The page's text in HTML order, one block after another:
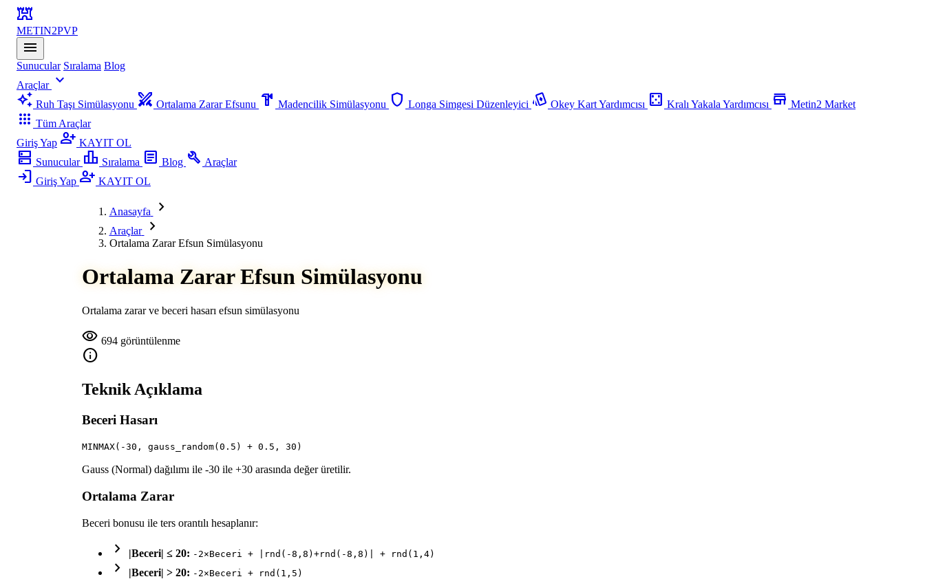
fort
METIN2PVP
menu
Sunucular Sıralama Blog
Araçlar expand_more
auto_awesome Ruh Taşı Simülasyonu swords Ortalama Zarar Efsunu hardware Madencilik Simülasyonu shield Longa Simgesi Düzenleyici playing_cards Okey Kart Yardımcısı casino Kralı Yakala Yardımcısı store Metin2 Market
apps Tüm Araçlar
Giriş Yap person_add KAYIT OL
dns Sunucular leaderboard Sıralama article Blog build Araçlar
login Giriş Yap person_add KAYIT OL
Anasayfa chevron_right
Araçlar chevron_right
Ortalama Zarar Efsun Simülasyonu
Ortalama Zarar Efsun Simülasyonu
Ortalama zarar ve beceri hasarı efsun simülasyonu
visibility 694 görüntülenme
info
Teknik Açıklama
Beceri Hasarı
MINMAX(-30, gauss_random(0.5) + 0.5, 30)
Gauss (Normal) dağılımı ile -30 ile +30 arasında değer üretilir.
Ortalama Zarar
Beceri bonusu ile ters orantılı hesaplanır:
chevron_right |Beceri| ≤ 20: -2×Beceri + |rnd(-8,8)+rnd(-8,8)| + rnd(1,4)
chevron_right |Beceri| > 20: -2×Beceri + rnd(1,5)